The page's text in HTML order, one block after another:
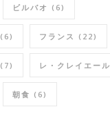
ビルバオ (6)
(6) フランス (22)
(7) レ・クレイエール
朝食 (6)